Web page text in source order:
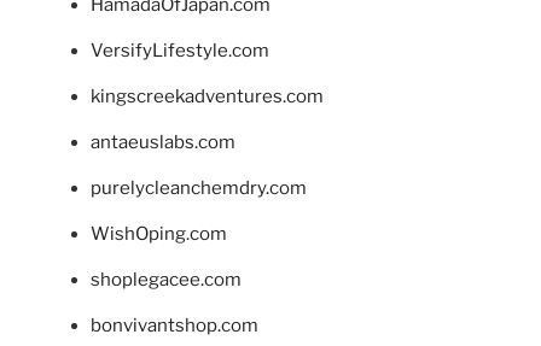
HamadaOfJapan.com
VersifyLifestyle.com
kingscreekadventures.com
antaeuslabs.com
purelycleanchemdry.com
WishOping.com
shoplegacee.com
bonvivantshop.com